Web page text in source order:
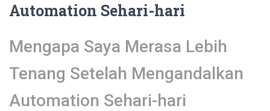
Automation Sehari-hari
Mengapa Saya Merasa Lebih
Tenang Setelah Mengandalkan
Automation Sehari-hari